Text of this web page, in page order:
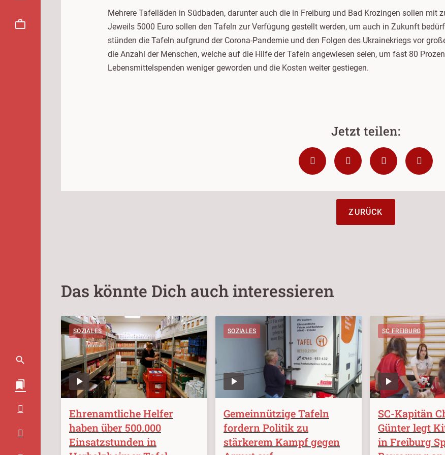
Mehrere Tafelläden in Südbaden, darunter auch die in Freiburg und Bad Krozingen sollen mit
Jeweils 5000 Euro sollen den Tafeln zur Verfügung gestellt werden, um auch in Zukunft
stünden die Tafeln aufgrund der Corona-Pandemie und den Folgen des Ukrainekriegs vor
die Anzahl der Menschen, welche auf die Hilfe der Tafeln angewiesen seien, um fast 80
Lebensmittelspenden weniger geworden und die Kosten weiter gestiegen.
ZURÜCK
Das könnte Dich auch interessieren
SOZIALES
Ehrenamtliche Helfer
haben über 500.000
Einsatzstunden in
SOZIALES
Gemeinnützige Tafeln
fordern Politik zu
stärkerem Kampf gegen
SC FREIBURG
SC-Kapitän
Günter legt
in Freiburg